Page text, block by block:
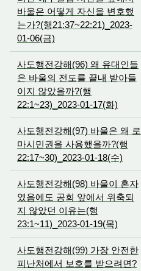
바울은 어떻게 자신을 변호했
는가?(행21:37~22:21)_2023-
01-06(금)
사도행전강해(96) 왜 유대인들
은 바울의 전도를 끝내 받아들
이지 않았을까?(행
22:1~23)_2023-01-17(화)
사도행전강해(97) 바울은 왜 로
마시민권을 사용했을까?(행
22:17~30)_2023-01-18(수)
사도행전강해(98) 바울이 혼자
였음에도 공회 앞에서 위축되
지 않았던 이유는(행
23:1~11)_2023-01-19(목)
사도행전강해(99) 가장 안전한
피난처에서 보호를 받으려면?